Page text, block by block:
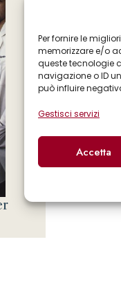
Per fornire le
memorizzare e/o
queste tecnologie
navigazione o ID
può influire
Gestisci servizi
Accetta